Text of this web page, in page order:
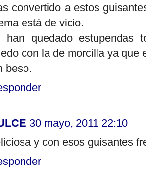
convertido a estos
está de vicio.
han quedado estupendas
con la de morcilla ya que
beso.
30 mayo, 2011 22:10
y con esos guisantes